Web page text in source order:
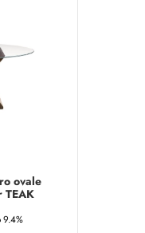
ovale
TEAK
9.4%